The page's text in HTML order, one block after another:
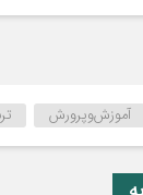
آموزش‌‌‌و‌پرورش